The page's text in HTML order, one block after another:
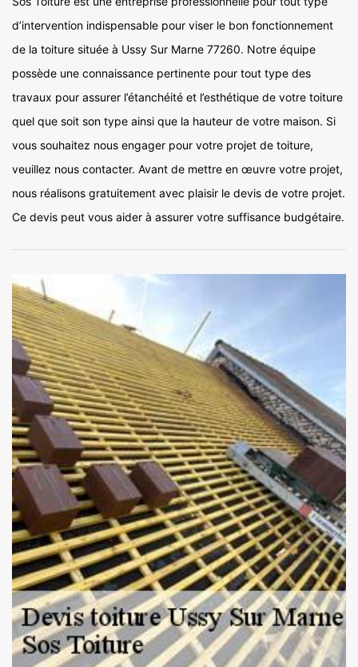
d’intervention indispensable pour viser le bon fonctionnement
de la toiture située à Ussy Sur Marne 77260. Notre équipe
possède une connaissance pertinente pour tout type des
travaux pour assurer l’étanchéité et l’esthétique de votre toiture
quel que soit son type ainsi que la hauteur de votre maison. Si
vous souhaitez nous engager pour votre projet de toiture,
veuillez nous contacter. Avant de mettre en œuvre votre projet,
nous réalisons gratuitement avec plaisir le devis de votre projet.
Ce devis peut vous aider à assurer votre suffisance budgétaire.